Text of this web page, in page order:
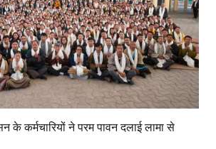
के कर्मचारियों ने परम पावन दलाई लामा से